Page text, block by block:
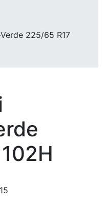
225/65 R17